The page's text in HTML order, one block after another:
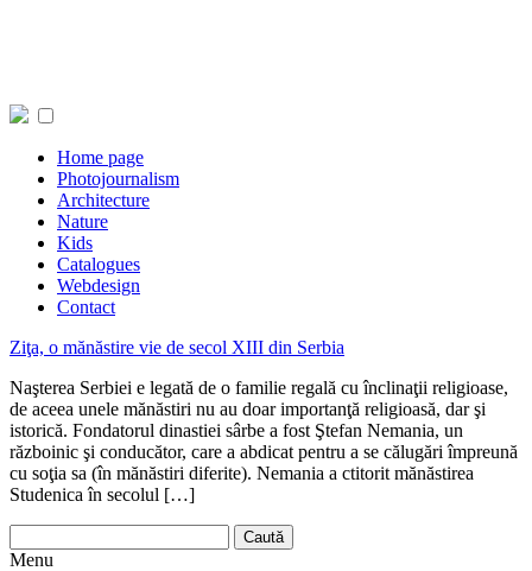
Home page
Photojournalism
Architecture
Nature
Kids
Catalogues
Webdesign
Contact
Ziţa, o mănăstire vie de secol XIII din Serbia
Naşterea Serbiei e legată de o familie regală cu înclinaţii religioase,
de aceea unele mănăstiri nu au doar importanţă religioasă, dar şi
istorică. Fondatorul dinastiei sârbe a fost Ştefan Nemania, un
războinic şi conducător, care a abdicat pentru a se călugări împreună
cu soţia sa (în mănăstiri diferite). Nemania a ctitorit mănăstirea
Studenica în secolul […]
Menu